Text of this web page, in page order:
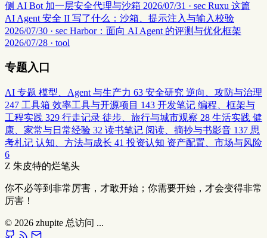
侧 AI Bot 加一层安全代理与沙箱 2026/07/31 · sec Ruxu 这篇
AI Agent 安全 II 写了什么：沙箱、提示注入与输入校验
2026/07/30 · sec Harbor：面向 AI Agent 的评测与优化框架
2026/07/28 · tool
专题入口
AI 专题 模型、Agent 与生产力 63 安全研究 逆向、攻防与治理
247 工具箱 效率工具与开源项目 143 开发笔记 编程、框架与
工程实践 329 行走记录 徒步、旅行与城市观察 28 生活实践 健
康、家常与日常经验 32 读书笔记 阅读、摘抄与书影音 137 思
考札记 认知、方法与成长 41 投资认知 资产配置、市场与风险
6
Z 朱皮特的烂笔头
你不必等到非常厉害，才敢开始；你需要开始，才会变得非常
厉害！
© 2026 zhupite 总访问 ...